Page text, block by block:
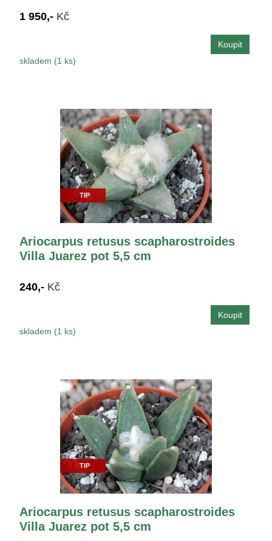
1 950,- Kč
skladem (1 ks)
TIP
Ariocarpus retusus scapharostroides
Villa Juarez pot 5,5 cm
240,- Kč
skladem (1 ks)
TIP
Ariocarpus retusus scapharostroides
Villa Juarez pot 5,5 cm